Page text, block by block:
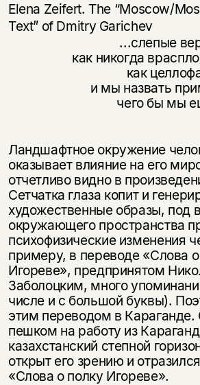
Elena Zeifert. The “Moscow/
Text” of Dmitry Garichev
...слепые
как никогда
как
и мы назвать
чего бы мы
Ландшафтное окружение
оказывает влияние на его
отчетливо видно в
Сетчатка глаза копит и
художественные образы, под
окружающего пространства
психофизические изменения
примеру, в переводе «Слова
Игореве», предпринятом
Заболоцким, много
числе и с большой буквы).
этим переводом в Караганде.
пешком на работу из
казахстанский степной
открыт его зрению и
«Слова о полку Игореве».